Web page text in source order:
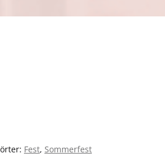
Fest, Sommerfest